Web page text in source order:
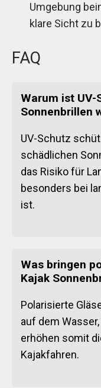
Umgebung
klare Sicht zu
FAQ
Warum ist
Sonnenbrillen
UV-Schutz
schädlichen
das Risiko für
besonders bei
ist.
Was bringen
Kajak
Polarisierte
auf dem
erhöhen somit
Kajakfahren.